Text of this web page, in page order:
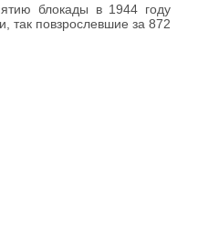
блокады в 1944 году
так повзрослевшие за 872